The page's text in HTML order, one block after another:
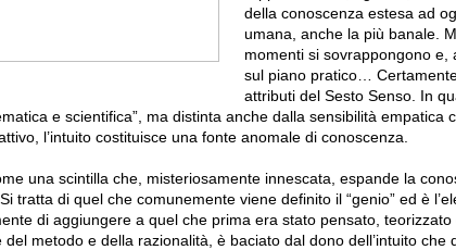
della conoscenza estesa ad
umana, anche la più banale.
momenti si sovrappongono e,
sul piano pratico…
attributi del Sesto Senso. In
e scientifica”, ma distinta anche dalla sensibilità empatica
l’intuito costituisce una fonte anomale di conoscenza.
una scintilla che, misteriosamente innescata, espande la
tratta di quel che comunemente viene definito il “genio” ed è
di aggiungere a quel che prima era stato pensato,
metodo e della razionalità, è baciato dal dono dell’intuito che